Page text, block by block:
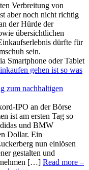
Verbreitung von
aber noch nicht richtig
der Hürde der
übersichtlichen
dürfte für
sein.
Smartphone oder Tablet
gehen ist so was
zum nachhaltigen
IPO an der Börse
ist am ersten Tag so
und BMW
Dollar. Ein
nun einlösen
gestalten und
[…] Read more –